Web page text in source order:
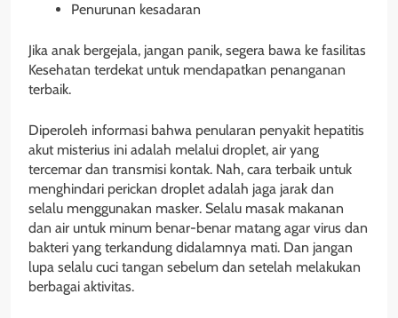
Penurunan kesadaran
Jika anak bergejala, jangan panik, segera bawa ke fasilitas
Kesehatan terdekat untuk mendapatkan penanganan
terbaik.
Diperoleh informasi bahwa penularan penyakit hepatitis
akut misterius ini adalah melalui droplet, air yang
tercemar dan transmisi kontak. Nah, cara terbaik untuk
menghindari perickan droplet adalah jaga jarak dan
selalu menggunakan masker. Selalu masak makanan
dan air untuk minum benar-benar matang agar virus dan
bakteri yang terkandung didalamnya mati. Dan jangan
lupa selalu cuci tangan sebelum dan setelah melakukan
berbagai aktivitas.